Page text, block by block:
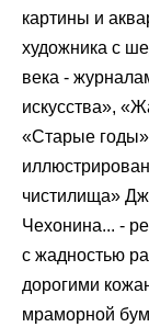
картины и
художника с
века -
искусства»,
«Старые
чистилища»
Чехонина... -
с жадностью
дорогими
мраморной